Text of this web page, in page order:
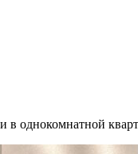
в однокомнатной